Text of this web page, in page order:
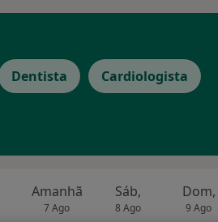
Dentista Cardiologista
Amanhã
7 Ago
Sáb,
8 Ago
Dom,
9 Ago